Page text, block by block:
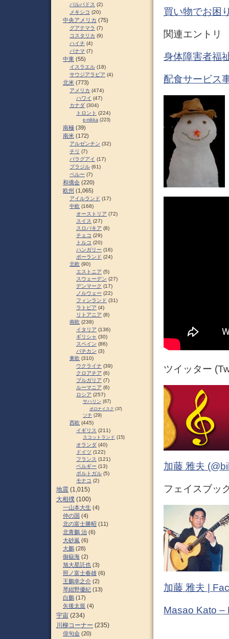
買い物でお困
関連エントリ
身体障害者福
配食サービス
ツイッター
加藤 雅夫
フェイスブッ
加藤 雅夫 |
Masao Kato –
バルバドス (2)
メキシコ (20)
中央アメリカ (75)
グアテマラ (7)
コスタリカ (9)
ハイチ (4)
パナマ (7)
中東 (55)
イスラエル (18)
サウジアラビア (4)
北米 (773)
アメリカ (474)
ハワイ (47)
カナダ (304)
トロント (224)
e-nikka (223)
南極 (39)
南米 (172)
アルゼンチン (32)
チリ (7)
パラグアイ (17)
ブラジル (61)
ペルー (7)
和僑会 (220)
欧州 (1,065)
アイルランド (17)
中欧 (168)
オーストリア (72)
スイス (27)
スロパキア (8)
チェコ (29)
トルコ (20)
ハンガリー (16)
ポーランド (24)
北欧 (90)
エストニア (5)
スウェーデン (27)
デンマーク (17)
ノルウェー (22)
フィンランド (31)
ラトビア (4)
リトアニア (8)
南欧 (238)
イタリア (136)
ギリシャ (30)
スペイン (86)
バチカン (3)
東欧 (310)
ウクライナ (39)
クロアチア (6)
ブルガリア (7)
ルーマニア (6)
ロシア (257)
サハリン (67)
ポロナイスク (37)
ソチ (29)
西欧 (445)
イギリス (211)
スコットランド (15)
オランダ (40)
ドイツ (122)
フランス (121)
ベルギー (13)
ポルトガル (5)
モナコ (2)
地震 (1,015)
大相撲 (100)
一山本大生 (4)
仲の国 (4)
北の富士勝昭 (11)
北青鵬 治 (6)
大砂嵐 (6)
大鵬 (28)
御嶽海 (2)
旭大星託也 (3)
照ノ富士春雄 (6)
王鵬幸之介 (2)
琴紺野優紀 (13)
白鵬 (17)
矢後太規 (4)
宇宙 (234)
川柳コーナー (235)
俳句会 (20)